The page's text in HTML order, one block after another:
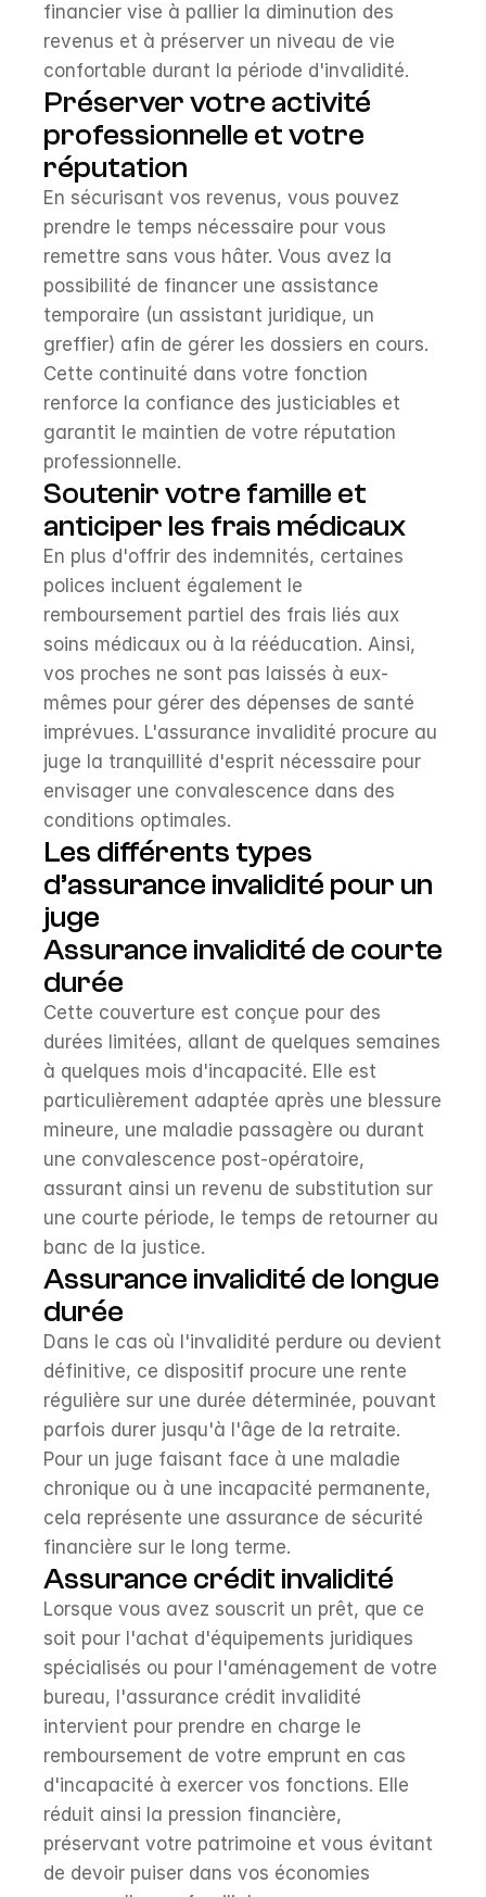
financier vise à pallier la diminution des
revenus et à préserver un niveau de vie
confortable durant la période d'invalidité.
Préserver votre activité
professionnelle et votre
réputation
En sécurisant vos revenus, vous pouvez
prendre le temps nécessaire pour vous
remettre sans vous hâter. Vous avez la
possibilité de financer une assistance
temporaire (un assistant juridique, un
greffier) afin de gérer les dossiers en cours.
Cette continuité dans votre fonction
renforce la confiance des justiciables et
garantit le maintien de votre réputation
professionnelle.
Soutenir votre famille et
anticiper les frais médicaux
En plus d'offrir des indemnités, certaines
polices incluent également le
remboursement partiel des frais liés aux
soins médicaux ou à la rééducation. Ainsi,
vos proches ne sont pas laissés à eux-
mêmes pour gérer des dépenses de santé
imprévues. L'assurance invalidité procure au
juge la tranquillité d'esprit nécessaire pour
envisager une convalescence dans des
conditions optimales.
Les différents types
d’assurance invalidité pour un
juge
Assurance invalidité de courte
durée
Cette couverture est conçue pour des
durées limitées, allant de quelques semaines
à quelques mois d'incapacité. Elle est
particulièrement adaptée après une blessure
mineure, une maladie passagère ou durant
une convalescence post-opératoire,
assurant ainsi un revenu de substitution sur
une courte période, le temps de retourner au
banc de la justice.
Assurance invalidité de longue
durée
Dans le cas où l'invalidité perdure ou devient
définitive, ce dispositif procure une rente
régulière sur une durée déterminée, pouvant
parfois durer jusqu'à l'âge de la retraite.
Pour un juge faisant face à une maladie
chronique ou à une incapacité permanente,
cela représente une assurance de sécurité
financière sur le long terme.
Assurance crédit invalidité
Lorsque vous avez souscrit un prêt, que ce
soit pour l'achat d'équipements juridiques
spécialisés ou pour l'aménagement de votre
bureau, l'assurance crédit invalidité
intervient pour prendre en charge le
remboursement de votre emprunt en cas
d'incapacité à exercer vos fonctions. Elle
réduit ainsi la pression financière,
préservant votre patrimoine et vous évitant
de devoir puiser dans vos économies